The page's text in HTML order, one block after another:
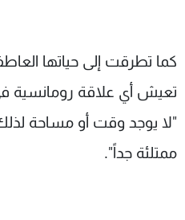
كما تطرقت إلى حياتها
تعيش أي علاقة رومانسية
"لا يوجد وقت أو مساحة
ممتلئة جداً".